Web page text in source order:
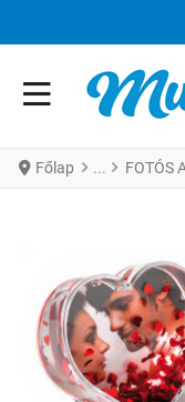
Főlap FOTÓS